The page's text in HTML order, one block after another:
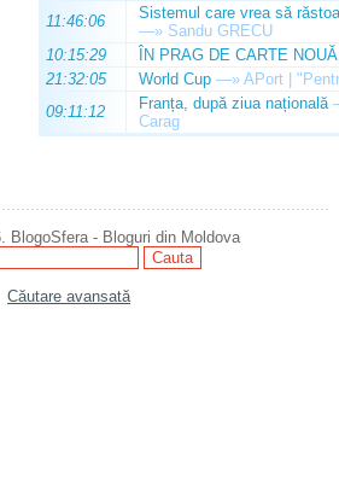
11:46:06
Sistemul care vrea să
—» Sandu GRECU
10:15:29
ÎN PRAG DE CARTE NOUĂ
21:32:05
World Cup —» APort |
09:11:12
Franța, după ziua națională
Carag
BlogoSfera - Bloguri din Moldova
Căutare avansată